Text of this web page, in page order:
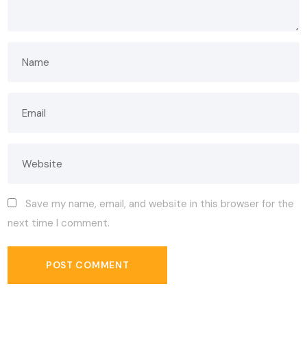
Save my name, email, and website in this browser for the
next time I comment.